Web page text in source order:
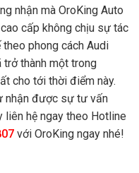
nhận mà OroKing Auto
cấp không chịu sự tác
phong cách Audi
thành một trong
cho tới thời điểm này.
nhận được sự tư vấn
liên hệ ngay theo Hotline
với OroKing ngay nhé!